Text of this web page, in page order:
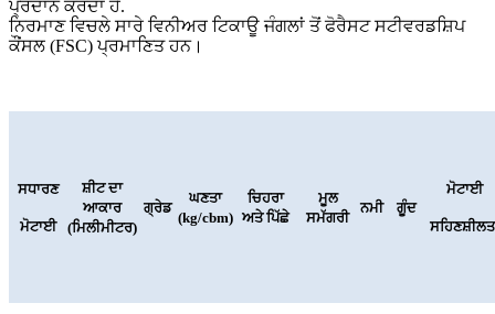
ਪ੍ਰਦਾਨ ਕਰਦਾ ਹੈ.
ਨਿਰਮਾਣ ਵਿਚਲੇ ਸਾਰੇ ਵਿਨੀਅਰ ਟਿਕਾਊ ਜੰਗਲਾਂ ਤੋਂ ਫੋਰੈਸਟ ਸਟੀਵਰਡਸ਼ਿਪ
ਕੌਂਸਲ (FSC) ਪ੍ਰਮਾਣਿਤ ਹਨ।
ਸਧਾਰਣ
ਮੋਟਾਈ
ਸ਼ੀਟ ਦਾ
ਆਕਾਰ
(ਮਿਲੀਮੀਟਰ)
ਗ੍ਰੇਡ
ਘਣਤਾ
(kg/cbm)
ਗੂੰਦ
ਮੋਟਾਈ
ਚਿਹਰਾ
ਅਤੇ ਪਿੱਛੇ
ਮੂਲ
ਸਮੱਗਰੀ
ਨਮੀ